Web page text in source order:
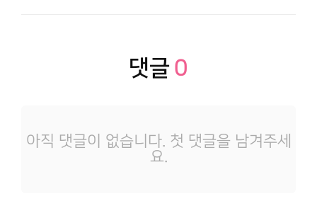
댓글 0
아직 댓글이 없습니다. 첫 댓글을 남겨주세
요.